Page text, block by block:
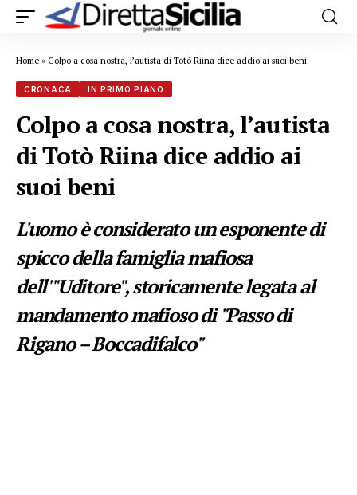
Home » Colpo a cosa nostra, l’autista di Totò Riina dice addio ai suoi beni
CRONACA IN PRIMO PIANO
Colpo a cosa nostra, l’autista
di Totò Riina dice addio ai
suoi beni
L'uomo è considerato un esponente di
spicco della famiglia mafiosa
dell'"Uditore", storicamente legata al
mandamento mafioso di "Passo di
Rigano – Boccadifalco"